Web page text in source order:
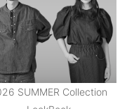
SUMMER Collection